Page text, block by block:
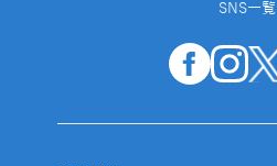
SNS一覧